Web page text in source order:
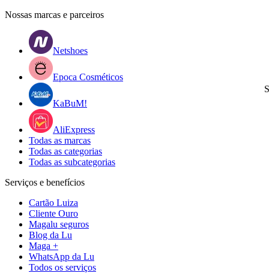
Nossas marcas e parceiros
Netshoes
Epoca Cosméticos
KaBuM!
AliExpress
Todas as marcas
Todas as categorias
Todas as subcategorias
Serviços e benefícios
Cartão Luiza
Cliente Ouro
Magalu seguros
Blog da Lu
Maga +
WhatsApp da Lu
Todos os serviços